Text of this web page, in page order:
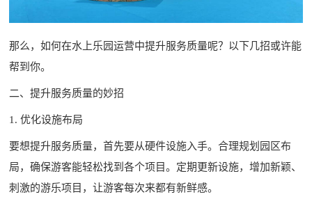
那么，如何在水上乐园运营中提升服务质量呢？以下几招或许能
帮到你。
二、提升服务质量的妙招
1. 优化设施布局
要想提升服务质量，首先要从硬件设施入手。合理规划园区布
局，确保游客能轻松找到各个项目。定期更新设施，增加新颖、
刺激的游乐项目，让游客每次来都有新鲜感。